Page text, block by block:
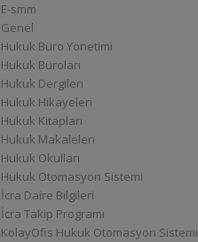
E-smm
Genel
Hukuk Büro Yönetimi
Hukuk Büroları
Hukuk Dergileri
Hukuk Hikayeleri
Hukuk Kitapları
Hukuk Makaleleri
Hukuk Okulları
Hukuk Otomasyon Sistemi
İcra Daire Bilgileri
İcra Takip Programı
KolayOfis Hukuk Otomasyon Sistemi